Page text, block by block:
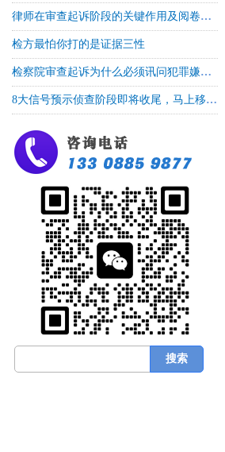
律师在审查起诉阶段的关键作用及阅卷取证规范
检方最怕你打的是证据三性
检察院审查起诉为什么必须讯问犯罪嫌疑人？这个环节到底有什么用
8大信号预示侦查阶段即将收尾，马上移送检察院